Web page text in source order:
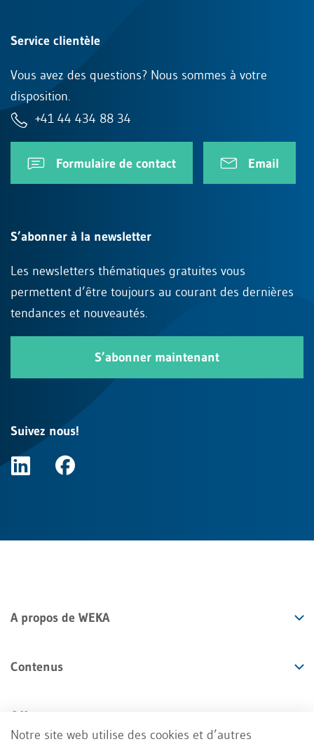
Service clientèle
Vous avez des questions? Nous sommes à votre
disposition.
+41 44 434 88 34
Formulaire de contact Email
S’abonner à la newsletter
Les newsletters thématiques gratuites vous
permettent d’être toujours au courant des dernières
tendances et nouveautés.
S’abonner maintenant
Suivez nous!
A propos de WEKA
Contenus
Offres
Notre site web utilise des cookies et d’autres